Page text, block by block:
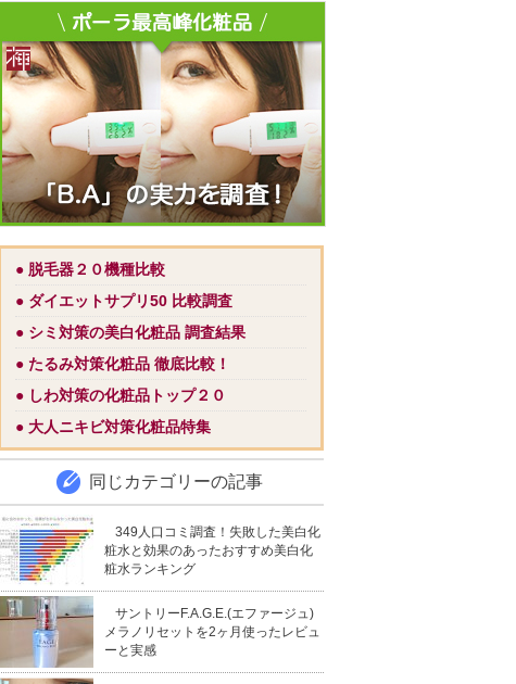
● 脱毛器２０機種比較
● ダイエットサプリ50 比較調査
● シミ対策の美白化粧品 調査結果
● たるみ対策化粧品 徹底比較！
● しわ対策の化粧品トップ２０
● 大人ニキビ対策化粧品特集
同じカテゴリーの記事
349人口コミ調査！失敗した美白化
粧水と効果のあったおすすめ美白化
粧水ランキング
サントリーF.A.G.E.(エファージュ)
メラノリセットを2ヶ月使ったレビュ
ーと実感